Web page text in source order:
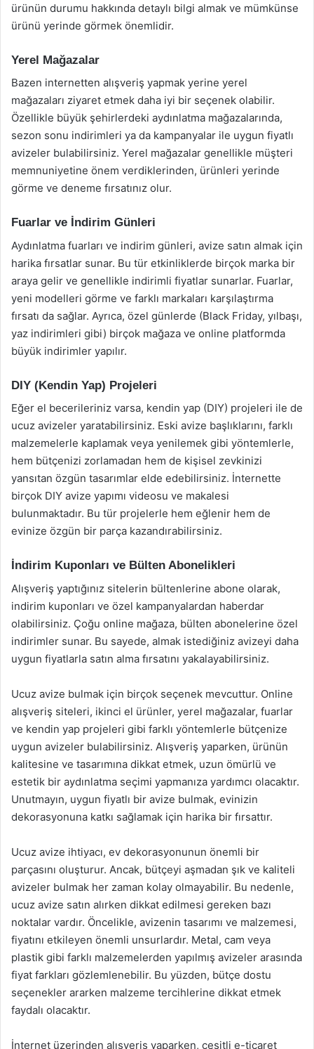
ürünün durumu hakkında detaylı bilgi almak ve mümkünse
ürünü yerinde görmek önemlidir.
Yerel Mağazalar
Bazen internetten alışveriş yapmak yerine yerel
mağazaları ziyaret etmek daha iyi bir seçenek olabilir.
Özellikle büyük şehirlerdeki aydınlatma mağazalarında,
sezon sonu indirimleri ya da kampanyalar ile uygun fiyatlı
avizeler bulabilirsiniz. Yerel mağazalar genellikle müşteri
memnuniyetine önem verdiklerinden, ürünleri yerinde
görme ve deneme fırsatınız olur.
Fuarlar ve İndirim Günleri
Aydınlatma fuarları ve indirim günleri, avize satın almak için
harika fırsatlar sunar. Bu tür etkinliklerde birçok marka bir
araya gelir ve genellikle indirimli fiyatlar sunarlar. Fuarlar,
yeni modelleri görme ve farklı markaları karşılaştırma
fırsatı da sağlar. Ayrıca, özel günlerde (Black Friday, yılbaşı,
yaz indirimleri gibi) birçok mağaza ve online platformda
büyük indirimler yapılır.
DIY (Kendin Yap) Projeleri
Eğer el becerileriniz varsa, kendin yap (DIY) projeleri ile de
ucuz avizeler yaratabilirsiniz. Eski avize başlıklarını, farklı
malzemelerle kaplamak veya yenilemek gibi yöntemlerle,
hem bütçenizi zorlamadan hem de kişisel zevkinizi
yansıtan özgün tasarımlar elde edebilirsiniz. İnternette
birçok DIY avize yapımı videosu ve makalesi
bulunmaktadır. Bu tür projelerle hem eğlenir hem de
evinize özgün bir parça kazandırabilirsiniz.
İndirim Kuponları ve Bülten Abonelikleri
Alışveriş yaptığınız sitelerin bültenlerine abone olarak,
indirim kuponları ve özel kampanyalardan haberdar
olabilirsiniz. Çoğu online mağaza, bülten abonelerine özel
indirimler sunar. Bu sayede, almak istediğiniz avizeyi daha
uygun fiyatlarla satın alma fırsatını yakalayabilirsiniz.
Ucuz avize bulmak için birçok seçenek mevcuttur. Online
alışveriş siteleri, ikinci el ürünler, yerel mağazalar, fuarlar
ve kendin yap projeleri gibi farklı yöntemlerle bütçenize
uygun avizeler bulabilirsiniz. Alışveriş yaparken, ürünün
kalitesine ve tasarımına dikkat etmek, uzun ömürlü ve
estetik bir aydınlatma seçimi yapmanıza yardımcı olacaktır.
Unutmayın, uygun fiyatlı bir avize bulmak, evinizin
dekorasyonuna katkı sağlamak için harika bir fırsattır.
Ucuz avize ihtiyacı, ev dekorasyonunun önemli bir
parçasını oluşturur. Ancak, bütçeyi aşmadan şık ve kaliteli
avizeler bulmak her zaman kolay olmayabilir. Bu nedenle,
ucuz avize satın alırken dikkat edilmesi gereken bazı
noktalar vardır. Öncelikle, avizenin tasarımı ve malzemesi,
fiyatını etkileyen önemli unsurlardır. Metal, cam veya
plastik gibi farklı malzemelerden yapılmış avizeler arasında
fiyat farkları gözlemlenebilir. Bu yüzden, bütçe dostu
seçenekler ararken malzeme tercihlerine dikkat etmek
faydalı olacaktır.
İnternet üzerinden alışveriş yaparken, çeşitli e-ticaret